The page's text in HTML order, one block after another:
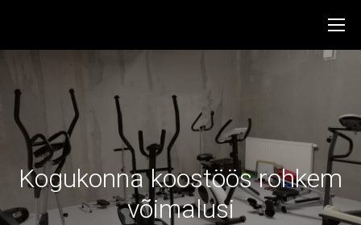
Kogukonna koostöös rohkem
võimalusi